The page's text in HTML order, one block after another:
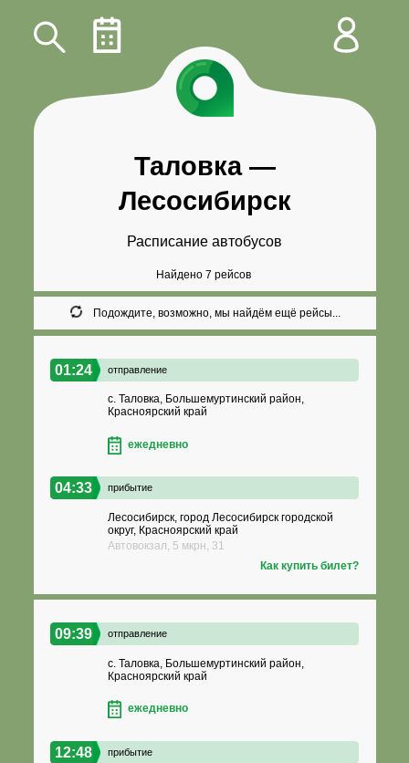
Таловка—
Лесосибирск
Расписание автобусов
Найдено 7 рейсов
Подождите, возможно, мы найдём ещё рейсы...
01:24 отправление
с. Таловка, Большемуртинский район,
Красноярский край
ежедневно
04:33 прибытие
Лесосибирск, город Лесосибирск городской
округ, Красноярский край
Автовокзал, 5 мкрн, 31
Как купить билет?
09:39 отправление
с. Таловка, Большемуртинский район,
Красноярский край
ежедневно
12:48 прибытие